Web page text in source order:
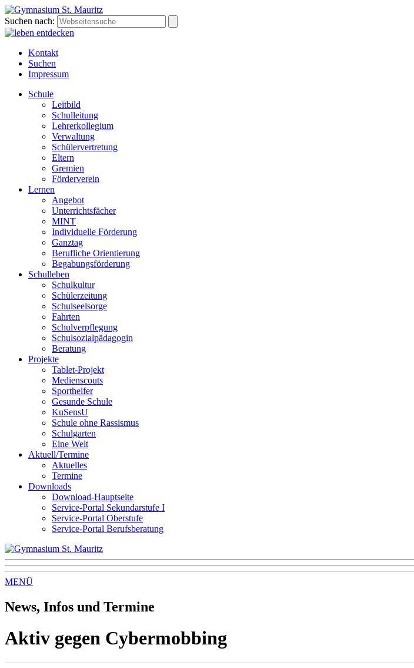
Suchen nach:
Kontakt
Suchen
Impressum
Schule
Leitbild
Schulleitung
Lehrerkollegium
Verwaltung
Schülervertretung
Eltern
Gremien
Förderverein
Lernen
Angebot
Unterrichtsfächer
MINT
Individuelle Förderung
Ganztag
Berufliche Orientierung
Begabungsförderung
Schulleben
Schulkultur
Schülerzeitung
Schulseelsorge
Fahrten
Schulverpflegung
Schulsozialpädagogin
Beratung
Projekte
Tablet-Projekt
Medienscouts
Sporthelfer
Gesunde Schule
KuSensU
Schule ohne Rassismus
Schulgarten
Eine Welt
Aktuell/Termine
Aktuelles
Termine
Downloads
Download-Hauptseite
Service-Portal Sekundarstufe I
Service-Portal Oberstufe
Service-Portal Berufsberatung
MENÜ
News, Infos und Termine
Aktiv gegen Cybermobbing